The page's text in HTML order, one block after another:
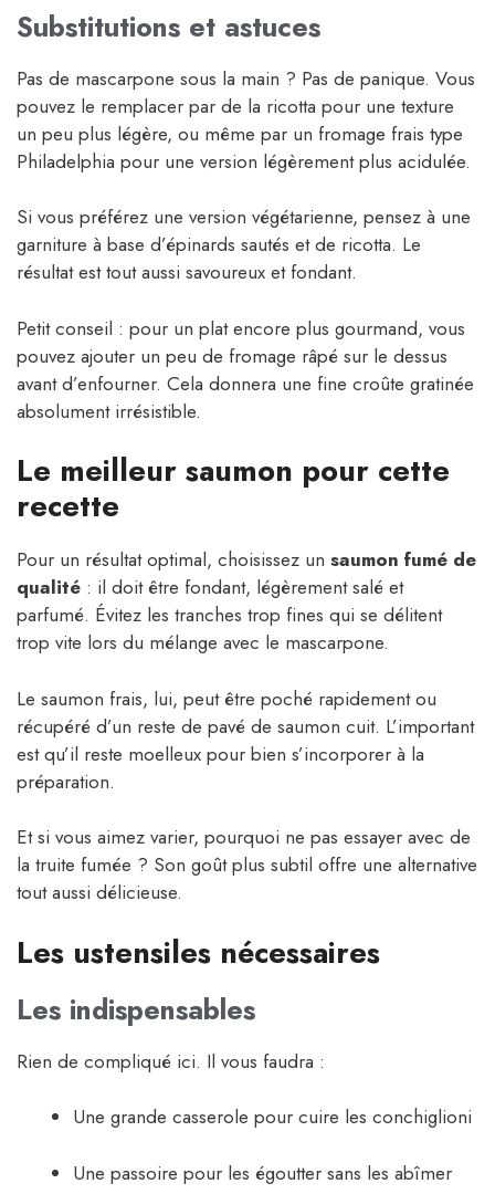
Substitutions et astuces
Pas de mascarpone sous la main ? Pas de panique. Vous
pouvez le remplacer par de la ricotta pour une texture
un peu plus légère, ou même par un fromage frais type
Philadelphia pour une version légèrement plus acidulée.
Si vous préférez une version végétarienne, pensez à une
garniture à base d’épinards sautés et de ricotta. Le
résultat est tout aussi savoureux et fondant.
Petit conseil : pour un plat encore plus gourmand, vous
pouvez ajouter un peu de fromage râpé sur le dessus
avant d’enfourner. Cela donnera une fine croûte gratinée
absolument irrésistible.
Le meilleur saumon pour cette
recette
Pour un résultat optimal, choisissez un saumon fumé de
qualité : il doit être fondant, légèrement salé et
parfumé. Évitez les tranches trop fines qui se délitent
trop vite lors du mélange avec le mascarpone.
Le saumon frais, lui, peut être poché rapidement ou
récupéré d’un reste de pavé de saumon cuit. L’important
est qu’il reste moelleux pour bien s’incorporer à la
préparation.
Et si vous aimez varier, pourquoi ne pas essayer avec de
la truite fumée ? Son goût plus subtil offre une alternative
tout aussi délicieuse.
Les ustensiles nécessaires
Les indispensables
Rien de compliqué ici. Il vous faudra :
Une grande casserole pour cuire les conchiglioni
Une passoire pour les égoutter sans les abîmer